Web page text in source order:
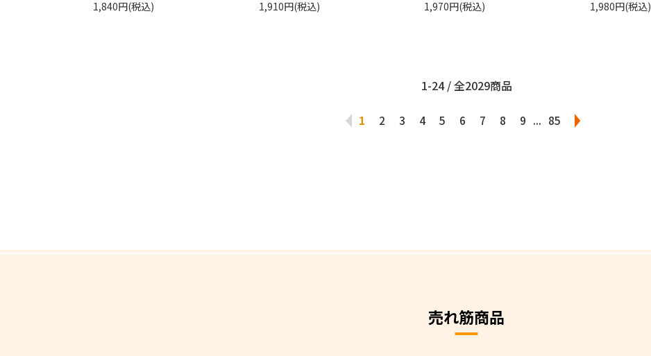
1,840円(税込)
1,910円(税込)
1,970円(税込) 1,980円(税込)
1-24 / 全2029商品
1 2 3 4 5 6 7 8 9 ... 85
売れ筋商品